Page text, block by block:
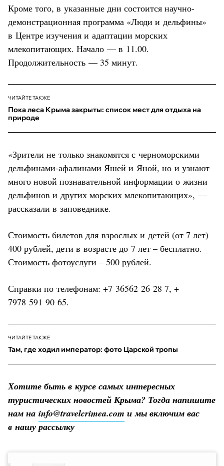
Кроме того, в указанные дни состоится научно-
демонстрационная программа «Люди и дельфины»
в Центре изучения и адаптации морских
млекопитающих. Начало — в 11.00.
Продолжительность — 35 минут.
ЧИТАЙТЕ ТАКЖЕ
Пока леса Крыма закрыты: список мест для отдыха на
природе
«Зрители не только знакомятся с черноморскими
дельфинами-афалинами Яшей и Яной, но и узнают
много новой познавательной информации о жизни
дельфинов и других морских млекопитающих», —
рассказали в заповеднике.
Стоимость билетов для взрослых и детей (от 7 лет) –
400 рублей, дети в возрасте до 7 лет – бесплатно.
Стоимость фотоуслуги – 500 рублей.
Справки по телефонам: +7 36562 26 28 7, +
7978 591 90 65.
ЧИТАЙТЕ ТАКЖЕ
Там, где ходил император: фото Царской тропы
Хотите быть в курсе самых интересных
туристических новостей Крыма? Тогда напишите
нам на info@travelcrimea.com и мы включим вас
в нашу рассылку